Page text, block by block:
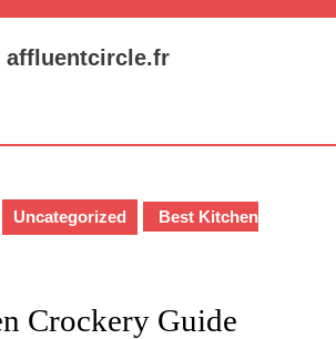
affluentcircle.fr
Uncategorized Best Kitchen
Crockery Guide